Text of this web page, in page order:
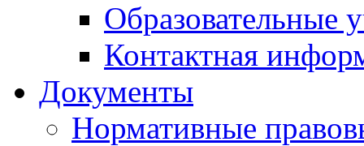
Образовательные
Контактная
Документы
Нормативные